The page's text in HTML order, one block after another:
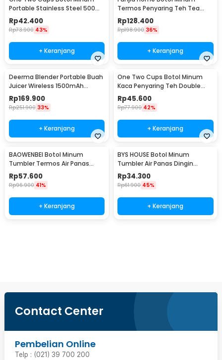
Portable Stainless Steel 500ml
- YM006
Rp42.400
Rp73.900 43%
+ Keranjang
Termos Penyaring Teh Tea
Infuser 520ml
Rp128.400
Rp198.900 36%
+ Keranjang
Deerma Blender Portable Buah
Juicer Wireless 1500mAh
400ml - DEM-NU05
Rp169.900
Rp251.900 33%
+ Keranjang
One Two Cups Botol Minum
Kaca Penyaring Teh Double
Wall 230ml - X9001
Rp45.600
Rp77.900 42%
+ Keranjang
BAOWENBEI Botol Minum
Tumbler Termos Air Panas
Dingin Stainless 500ml - A1A0
Rp57.600
Rp96.900 41%
+ Keranjang
BYS HOUSE Botol Minum
Tumbler Air Panas Dingin
Stainless Steel 380ml - TY204
Rp34.300
Rp61.900 45%
+ Keranjang
Contact Center
Pembelian Online
Telp : (021) 39 700 200